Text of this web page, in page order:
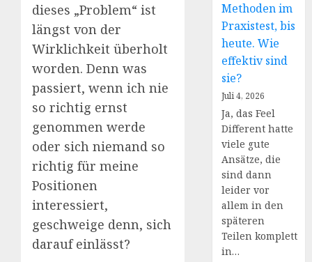
dieses „Problem“ ist
längst von der
Wirklichkeit überholt
worden. Denn was
passiert, wenn ich nie
so richtig ernst
genommen werde
oder sich niemand so
richtig für meine
Positionen
interessiert,
geschweige denn, sich
darauf einlässt?
Methoden im
Praxistest, bis
heute. Wie
effektiv sind
sie?
Juli 4, 2026
Ja, das Feel
Different hatte
viele gute
Ansätze, die
sind dann
leider vor
allem in den
späteren
Teilen komplett
in…